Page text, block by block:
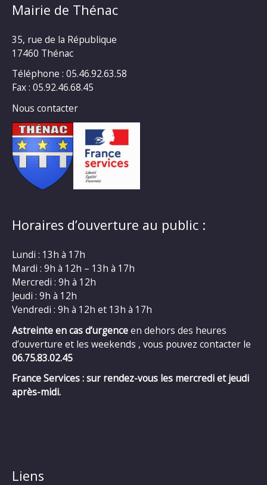
Mairie de Thénac
35, rue de la République
17460 Thénac
Téléphone : 05.46.92.63.58
Fax : 05.92.46.68.45
Nous contacter
Horaires d’ouverture au public :
Lundi : 13h à 17h
Mardi : 9h à 12h – 13h à 17h
Mercredi : 9h à 12h
Jeudi : 9h à 12h
Vendredi : 9h à 12h et 13h à 17h
Astreinte en cas d’urgenceen dehors des heures
d’ouverture et les weekends , vous pouvez contacter le
06.75.83.02.45
France Services : sur rendez-vous les mercredi et jeudi
après-midi.
Liens